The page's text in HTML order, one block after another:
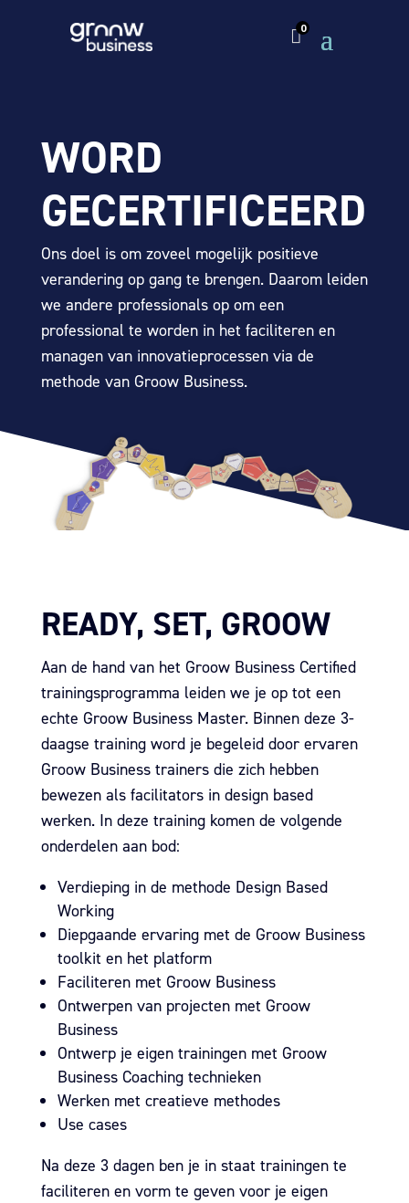
0
WORD
GECERTIFICEERD
Ons doel is om zoveel mogelijk positieve
verandering op gang te brengen. Daarom leiden
we andere professionals op om een
professional te worden in het faciliteren en
managen van innovatieprocessen via de
methode van Groow Business.
READY, SET, GROOW
Aan de hand van het Groow Business Certified
trainingsprogramma leiden we je op tot een
echte Groow Business Master. Binnen deze 3-
daagse training word je begeleid door ervaren
Groow Business trainers die zich hebben
bewezen als facilitators in design based
werken. In deze training komen de volgende
onderdelen aan bod:
Verdieping in de methode Design Based
Working
Diepgaande ervaring met de Groow Business
toolkit en het platform
Faciliteren met Groow Business
Ontwerpen van projecten met Groow
Business
Ontwerp je eigen trainingen met Groow
Business Coaching technieken
Werken met creatieve methodes
Use cases
Na deze 3 dagen ben je in staat trainingen te
faciliteren en vorm te geven voor je eigen